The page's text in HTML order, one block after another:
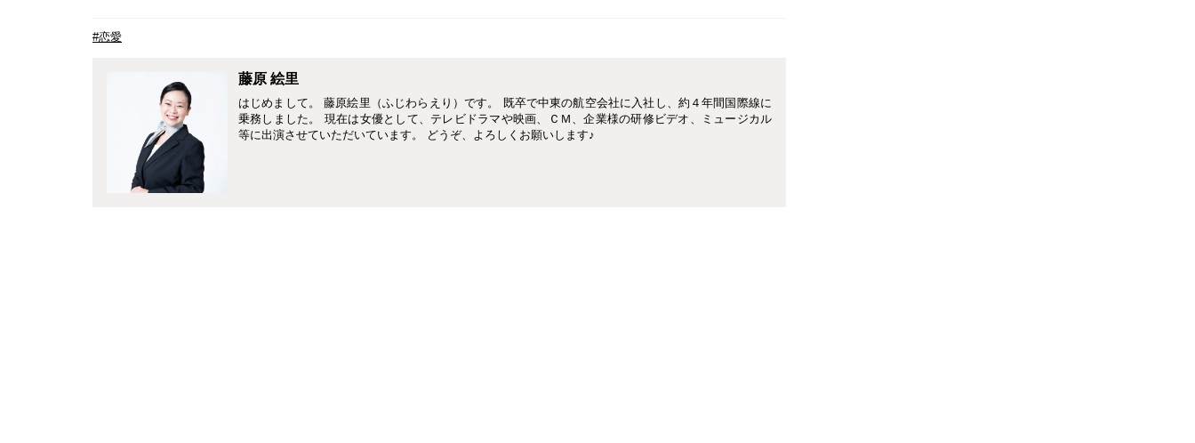
#恋愛
藤原 絵里
はじめまして。 藤原絵里（ふじわらえり）です。 既卒で中東の航空会社に入社し、約４年間国際線に
乗務しました。 現在は女優として、テレビドラマや映画、ＣＭ、企業様の研修ビデオ、ミュージカル
等に出演させていただいています。 どうぞ、よろしくお願いします♪